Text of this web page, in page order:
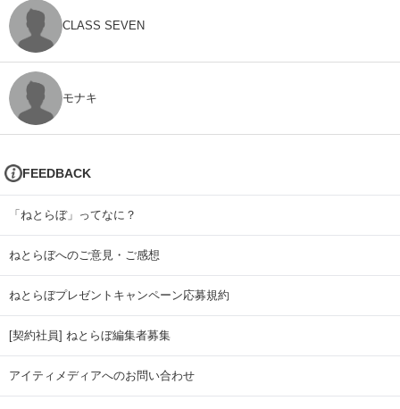
CLASS SEVEN
モナキ
FEEDBACK
「ねとらぼ」ってなに？
ねとらぼへのご意見・ご感想
ねとらぼプレゼントキャンペーン応募規約
[契約社員] ねとらぼ編集者募集
アイティメディアへのお問い合わせ